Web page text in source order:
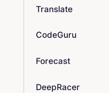
Translate
CodeGuru
Forecast
DeepRacer